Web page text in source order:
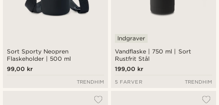
Sort Sporty Neopren
Flaskeholder | 500 ml
99,00 kr
TRENDHIM
Vandflaske | 750 ml | Sort
Rustfrit Stål
Indgraver
199,00 kr
5 FARVER TRENDHIM